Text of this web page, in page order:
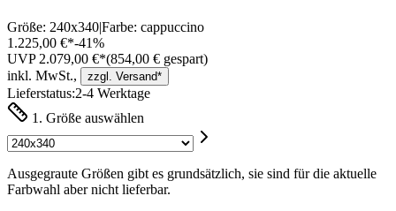
Größe: 240x340|Farbe: cappuccino
1.225,00 €*-41%
UVP 2.079,00 €*(854,00 € gespart)
inkl. MwSt.,
zzgl. Versand*
Lieferstatus:2-4 Werktage
1. Größe auswählen
Ausgegraute Größen gibt es grundsätzlich, sie sind für die aktuelle
Farbwahl aber nicht lieferbar.